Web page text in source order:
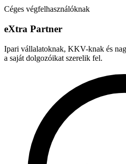
Céges végfelhasználóknak
eXtra Partner
Ipari vállalatoknak, KKV-knak és
a saját dolgozóikat szerelik fel.